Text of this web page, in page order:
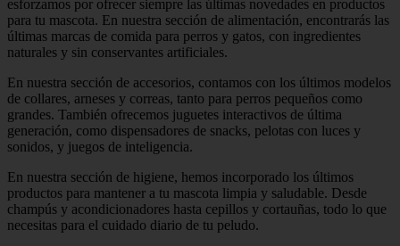
esforzamos por ofrecer siempre las últimas novedades en productos
para tu mascota. En nuestra sección de alimentación, encontrarás las
últimas marcas de comida para perros y gatos, con ingredientes
naturales y sin conservantes artificiales.
En nuestra sección de accesorios, contamos con los últimos modelos
de collares, arneses y correas, tanto para perros pequeños como
grandes. También ofrecemos juguetes interactivos de última
generación, como dispensadores de snacks, pelotas con luces y
sonidos, y juegos de inteligencia.
En nuestra sección de higiene, hemos incorporado los últimos
productos para mantener a tu mascota limpia y saludable. Desde
champús y acondicionadores hasta cepillos y cortauñas, todo lo que
necesitas para el cuidado diario de tu peludo.